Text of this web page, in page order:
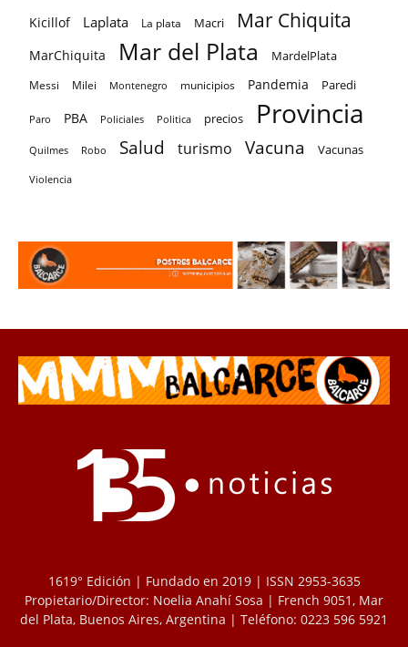
Kicillof Laplata La plata Macri Mar Chiquita
MarChiquita Mar del Plata MardelPlata
Messi Milei Montenegro municipios Pandemia Paredi
Paro PBA Policiales Politica precios Provincia
Quilmes Robo Salud turismo Vacuna Vacunas
Violencia
1619° Edición | Fundado en 2019 | ISSN 2953-3635
Propietario/Director: Noelia Anahí Sosa | French 9051, Mar
del Plata, Buenos Aires, Argentina | Teléfono: 0223 596 5921